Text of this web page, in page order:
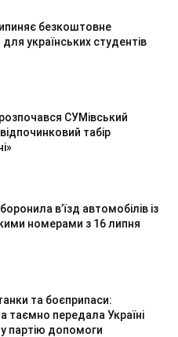
безкоштовне
українських студентів
СУМівський
табір
в’їзд автомобілів із
номерами з 16 липня
та боєприпаси:
таємно передала Україні
партію допомоги